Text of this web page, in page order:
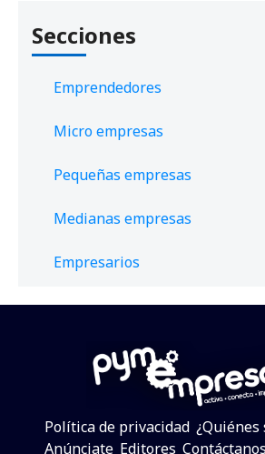
Secciones
Emprendedores
Micro empresas
Pequeñas empresas
Medianas empresas
Empresarios
Política de privacidad ¿Quiénes
Anúnciate Editores Contáctanos